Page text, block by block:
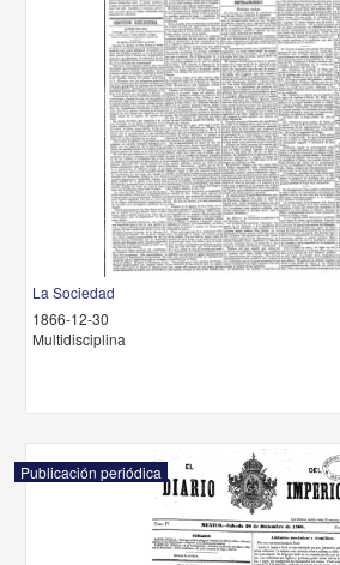
La Sociedad
1866-12-30
Multidisciplina
Publicación periódica